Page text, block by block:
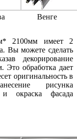
Венге
2100мм имеет 2
Вы можете сделать
декорирование
Это обработка дает
оригинальность в
рисунка
и окраска фасада